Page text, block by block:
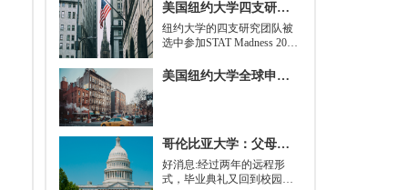
下，你只需要一个理论基础
就可以开始就读这类项目：
即先参加几门先修课程，通
常包括程序语言，如
Python、微积分和计算机科
学相关课程。
美国纽约大学四支研究团队被选中参加STAT Madness 2022竞赛
​纽约大学的四支研究团队被
选中参加STAT Madness 2022
三月疯狂启发的健康和科学
美国纽约大学全球申请群体规模不断扩大
哥伦比亚大学：父母参加毕业典礼可以做什么？
好消息:经过两年的远程形
式，毕业典礼又回到校园了!